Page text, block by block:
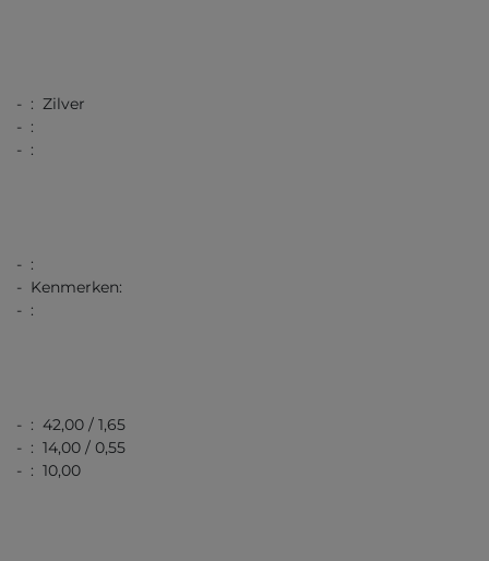
- : Zilver
- :
- :
- :
- Kenmerken:
- :
- : 42,00 / 1,65
- : 14,00 / 0,55
- : 10,00